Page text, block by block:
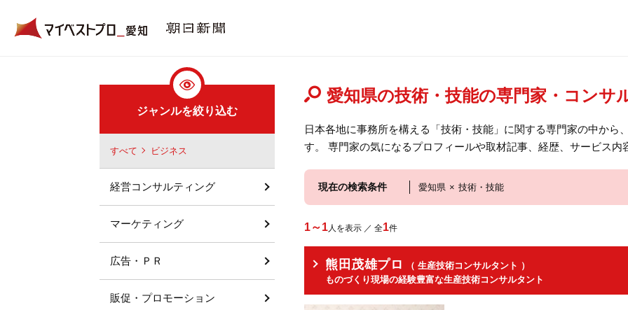
愛知県の技術・技能の専門家・コンサ
日本各地に事務所を構える「技術・技能」に関する専門家の中から
す。 専門家の気になるプロフィールや取材記事、経歴、サービス内
現在の検索条件 愛知県 × 技術・技能
1～1人を表示 ／ 全1件
熊田茂雄プロ
（ 生産技術コンサルタント ）
ものづくり現場の経験豊富な生産技術コンサルタント
ジャンルを絞り込む
すべて ビジネス
経営コンサルティング
マーケティング
広告・ＰＲ
販促・プロモーション